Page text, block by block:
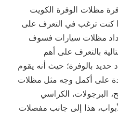
مظلات الوفرة الكويت
كنت ترغب في التعرف على
مظلات سيارات فسوف
بالتعرف على أهم
حديد بالوفرة؛ حيث أنه يقوم
على أكمل وجه مثل مظلات
البرجولات، الكراسي
هذا إلى جانب مفصلات